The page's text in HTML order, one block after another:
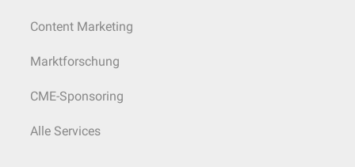
Content Marketing
Marktforschung
CME-Sponsoring
Alle Services